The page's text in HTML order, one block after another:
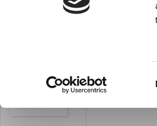
LARSEN PRIS